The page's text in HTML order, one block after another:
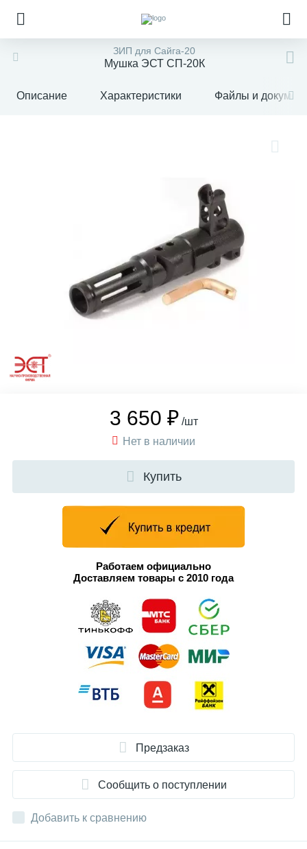
ЗИП для Сайга-20
Мушка ЭСТ СП-20К
Описание Характеристики Файлы и
3 650 ₽ /шт
Нет в наличии
Купить
Работаем официально
Доставляем товары с 2010 года
Предзаказ
Сообщить о поступлении
Добавить к сравнению